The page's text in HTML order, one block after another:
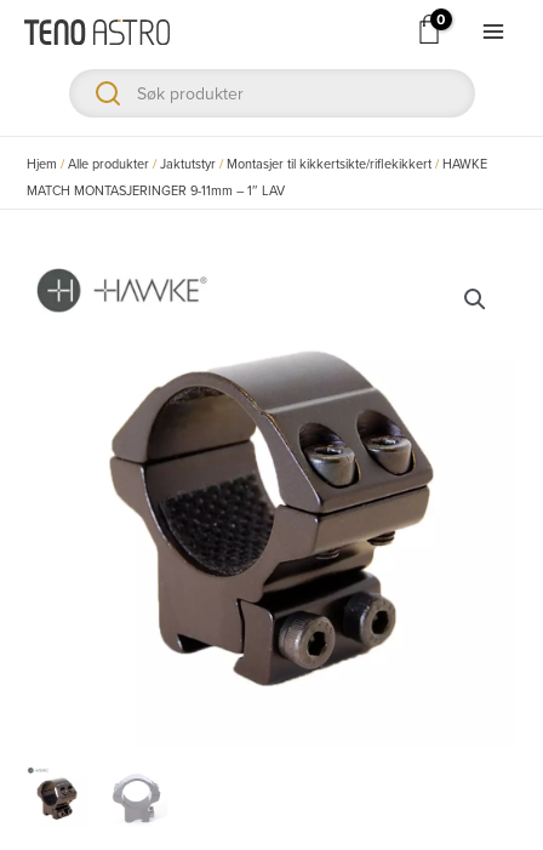
Hopp
innholdet
Hjem /Alle produkter /Jaktutstyr /Montasjer til kikkertsikte/riflekikkert /HAWKE
MATCH MONTASJERINGER 9-11mm – 1″ LAV